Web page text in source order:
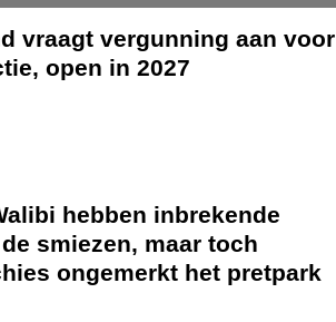
vraagt vergunning aan voor
open in 2027
hebben inbrekende
smiezen, maar toch
ongemerkt het pretpark